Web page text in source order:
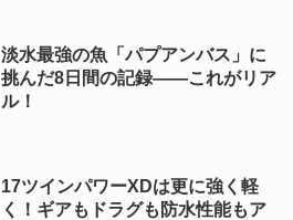
淡水最強の魚「パプアンバス」に
挑んだ8日間の記録――これがリア
ル！
17ツインパワーXDは更に強く軽
く！ギアもドラグも防水性能もア